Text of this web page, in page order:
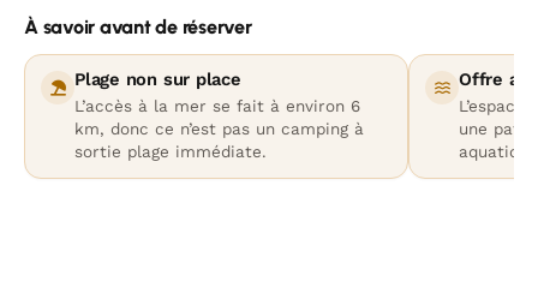
À savoir avant de réserver
Plage non sur place
L’accès à la mer se fait à environ 6
km, donc ce n’est pas un camping à
sortie plage immédiate.
Offre
une